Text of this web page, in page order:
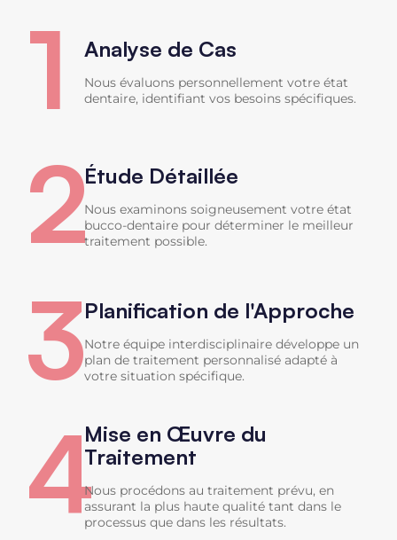
1 Analyse de Cas
Nous évaluons personnellement votre état
dentaire, identifiant vos besoins spécifiques.
2Étude Détaillée
Nous examinons soigneusement votre état
bucco-dentaire pour déterminer le meilleur
traitement possible.
3Planification de l'Approche
Notre équipe interdisciplinaire développe un
plan de traitement personnalisé adapté à
votre situation spécifique.
4Mise en Œuvre du
Traitement
Nous procédons au traitement prévu, en
assurant la plus haute qualité tant dans le
processus que dans les résultats.